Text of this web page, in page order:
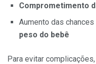
Comprometimento
Aumento das chances
peso do bebê
Para evitar